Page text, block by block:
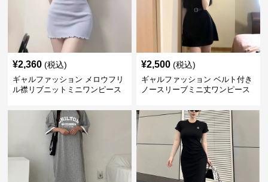
¥2,360 (税込)
ギャルファッション メロウフリ
ル襟リブニットミニワンピース
¥2,500 (税込)
ギャルファッション ベルト付き
ノースリーブミニ丈ワンピース